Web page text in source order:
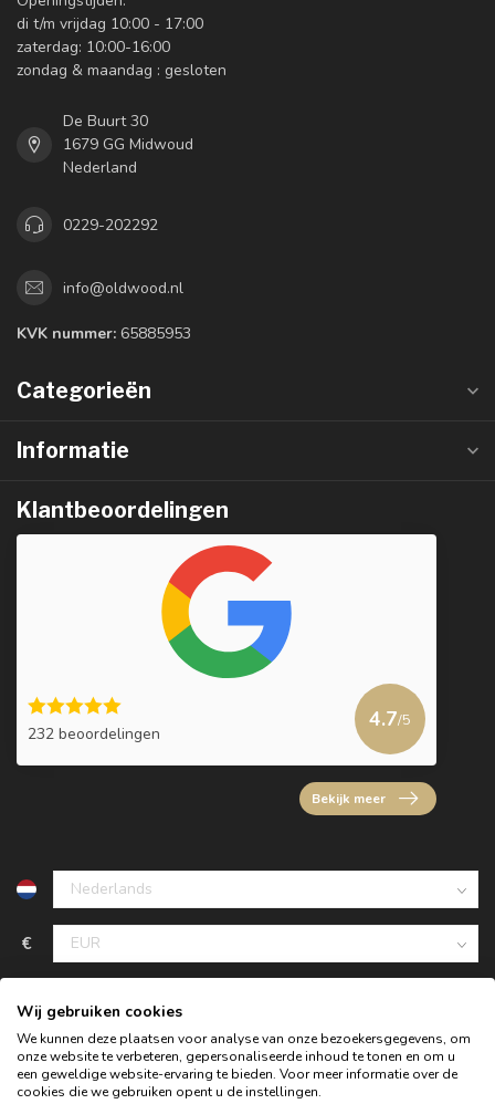
di t/m vrijdag 10:00 - 17:00
zaterdag: 10:00-16:00
zondag & maandag : gesloten
De Buurt 30
1679 GG Midwoud
Nederland
0229-202292
info@oldwood.nl
KVK nummer: 65885953
Categorieën
Informatie
Klantbeoordelingen
232 beoordelingen
4.7/5
Bekijk meer
€
Wij gebruiken cookies
We kunnen deze plaatsen voor analyse van onze bezoekersgegevens, om
onze website te verbeteren, gepersonaliseerde inhoud te tonen en om u
een geweldige website-ervaring te bieden. Voor meer informatie over de
cookies die we gebruiken opent u de instellingen.